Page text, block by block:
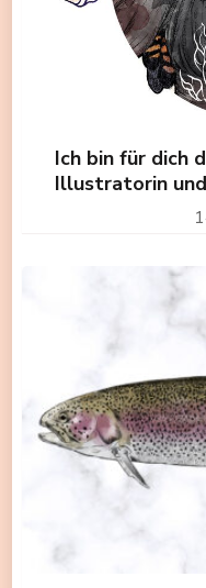
Ich bin für dich
Illustratorin